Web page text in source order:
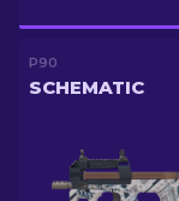
P90
SCHEMATIC